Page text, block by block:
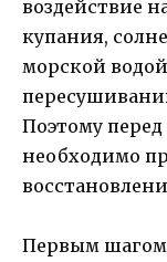
воздействие
купания,
морской
Поэтому перед
необходимо
Первым шагом